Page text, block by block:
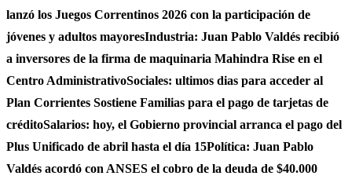
lanzó los Juegos Correntinos 2026 con la participación de
jóvenes y adultos mayoresIndustria: Juan Pablo Valdés recibió
a inversores de la firma de maquinaria Mahindra Rise en el
Centro AdministrativoSociales: ultimos dias para acceder al
Plan Corrientes Sostiene Familias para el pago de tarjetas de
créditoSalarios: hoy, el Gobierno provincial arranca el pago del
Plus Unificado de abril hasta el día 15Política: Juan Pablo
Valdés acordó con ANSES el cobro de la deuda de $40.000